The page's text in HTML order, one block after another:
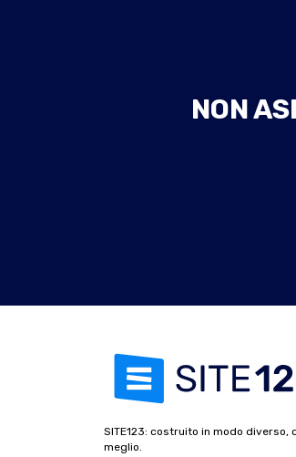
NON
SITE123: costruito in modo diverso,
meglio.